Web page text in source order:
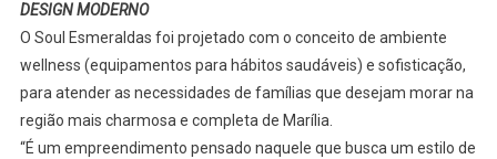
DESIGN MODERNO
O Soul Esmeraldas foi projetado com o conceito de ambiente
wellness (equipamentos para hábitos saudáveis) e sofisticação,
para atender as necessidades de famílias que desejam morar na
região mais charmosa e completa de Marília.
“É um empreendimento pensado naquele que busca um estilo de